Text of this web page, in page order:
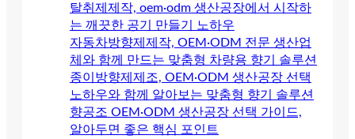
탈취제제작, oem·odm 생산공장에서 시작하
는 깨끗한 공기 만들기 노하우
자동차방향제제작, OEM·ODM 전문 생산업
체와 함께 만드는 맞춤형 차량용 향기 솔루션
종이방향제제조, OEM·ODM 생산공장 선택
노하우와 함께 알아보는 맞춤형 향기 솔루션
향공조 OEM·ODM 생산공장 선택 가이드,
알아두면 좋은 핵심 포인트